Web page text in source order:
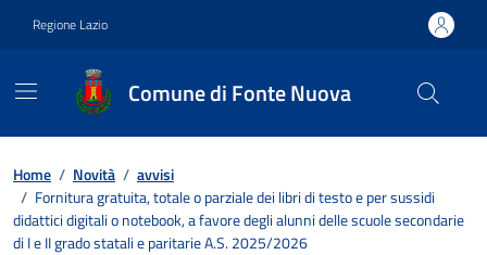
Regione Lazio
Comune di Fonte Nuova
Contenuti in evidenza
Home / Novità / avvisi
/ Fornitura gratuita, totale o parziale dei libri di testo e per sussidi
didattici digitali o notebook, a favore degli alunni delle scuole secondarie
di I e II grado statali e paritarie A.S. 2025/2026